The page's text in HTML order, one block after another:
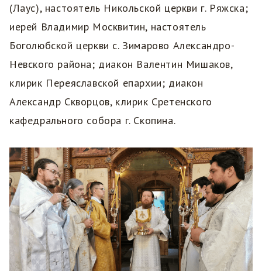
(Лаус), настоятель Никольской церкви г. Ряжска;
иерей Владимир Москвитин, настоятель
Боголюбской церкви с. Зимарово Александро-
Невского района; диакон Валентин Мишаков,
клирик Переяславской епархии; диакон
Александр Скворцов, клирик Сретенского
кафедрального собора г. Скопина.